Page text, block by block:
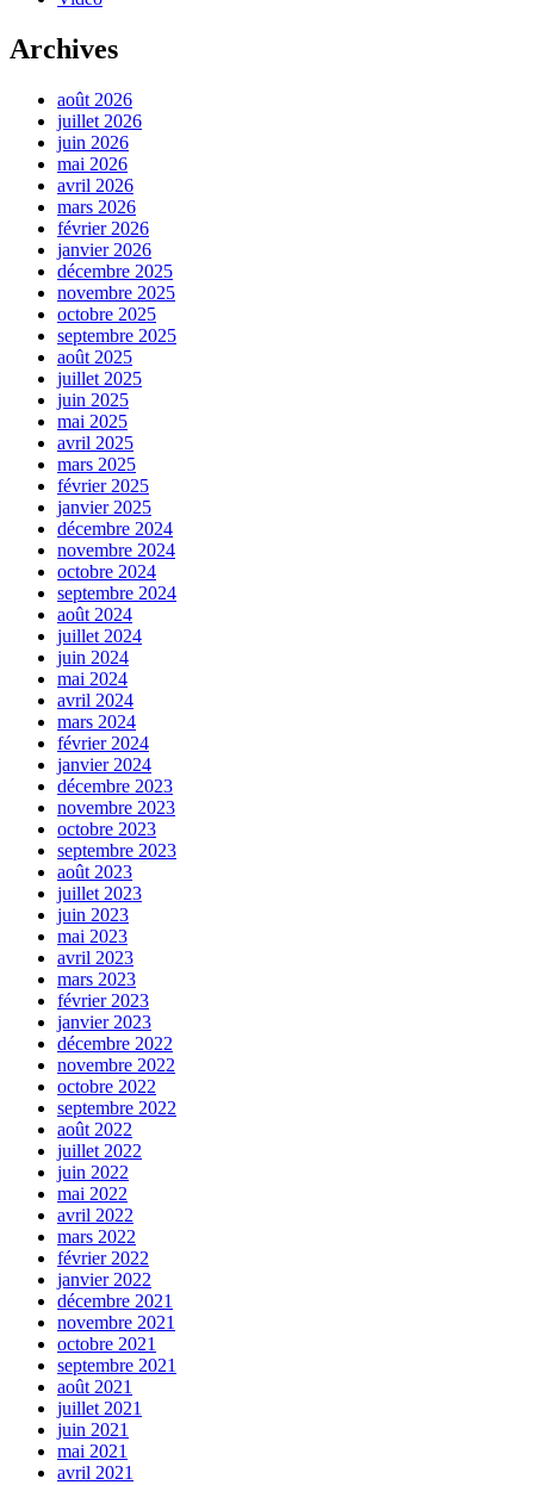
Archives
août 2026
juillet 2026
juin 2026
mai 2026
avril 2026
mars 2026
février 2026
janvier 2026
décembre 2025
novembre 2025
octobre 2025
septembre 2025
août 2025
juillet 2025
juin 2025
mai 2025
avril 2025
mars 2025
février 2025
janvier 2025
décembre 2024
novembre 2024
octobre 2024
septembre 2024
août 2024
juillet 2024
juin 2024
mai 2024
avril 2024
mars 2024
février 2024
janvier 2024
décembre 2023
novembre 2023
octobre 2023
septembre 2023
août 2023
juillet 2023
juin 2023
mai 2023
avril 2023
mars 2023
février 2023
janvier 2023
décembre 2022
novembre 2022
octobre 2022
septembre 2022
août 2022
juillet 2022
juin 2022
mai 2022
avril 2022
mars 2022
février 2022
janvier 2022
décembre 2021
novembre 2021
octobre 2021
septembre 2021
août 2021
juillet 2021
juin 2021
mai 2021
avril 2021